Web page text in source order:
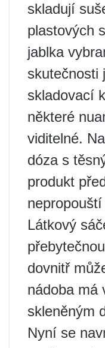
skladují
plastových
jablka
skutečnosti
skladovací
některé
viditelné.
dóza s
produkt
Látkový
dovnitř
nádoba má
skleněným
Nyní se